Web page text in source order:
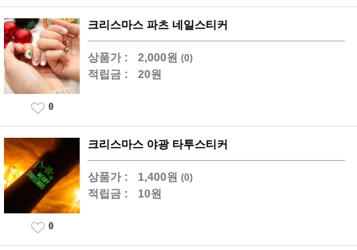
크리스마스 파츠 네일스티커
상품가 : 2,000원 (0)
적립금 : 20원
0
크리스마스 야광 타투스티커
상품가 : 1,400원 (0)
적립금 : 10원
0